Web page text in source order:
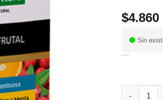
$4.860
Sin
Infusión de